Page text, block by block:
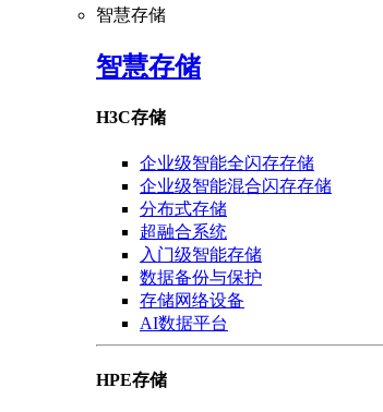
智慧存储
智慧存储
H3C存储
企业级智能全闪存存储
企业级智能混合闪存存储
分布式存储
超融合系统
入门级智能存储
数据备份与保护
存储网络设备
AI数据平台
HPE存储